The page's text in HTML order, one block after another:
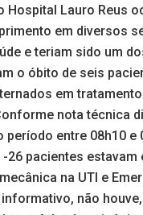
Hospital Lauro Reus
em diversos
e teriam sido um
o óbito de seis
em
nota técnica
período entre 08h10 e
26 pacientes estavam
na UTI e
não